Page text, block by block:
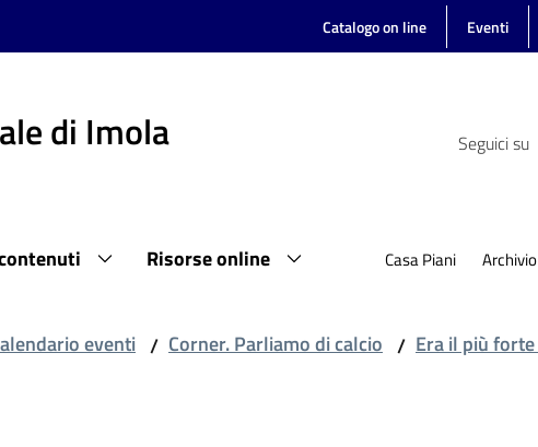
Catalogo on line Eventi
di Imola Seguici su
Risorse online Casa Piani
eventi / Corner. Parliamo di calcio / Era il più